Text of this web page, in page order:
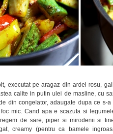
executat pe aragaz din ardei rosu,
calite in putin ulei de masline, cu
din congelator, adaugate dupa ce s-
mic. Cand apa e scazuta si
de sare, piper si mirodenii si
creamy (pentru ca bamele